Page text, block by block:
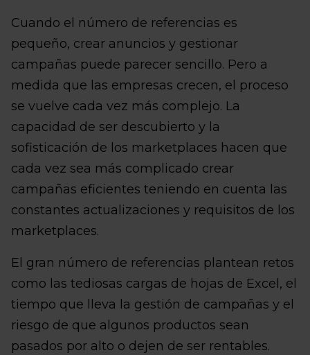
Cuando el número de referencias es
pequeño, crear anuncios y gestionar
campañas puede parecer sencillo. Pero a
medida que las empresas crecen, el proceso
se vuelve cada vez más complejo. La
capacidad de ser descubierto y la
sofisticación de los marketplaces hacen que
cada vez sea más complicado crear
campañas eficientes teniendo en cuenta las
constantes actualizaciones y requisitos de los
marketplaces.
El gran número de referencias plantean retos
como las tediosas cargas de hojas de Excel, el
tiempo que lleva la gestión de campañas y el
riesgo de que algunos productos sean
pasados por alto o dejen de ser rentables.